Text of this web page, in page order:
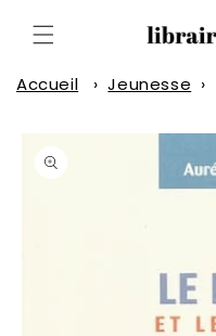
passer
au
Accueil › Jeunesse ›
informations
produits